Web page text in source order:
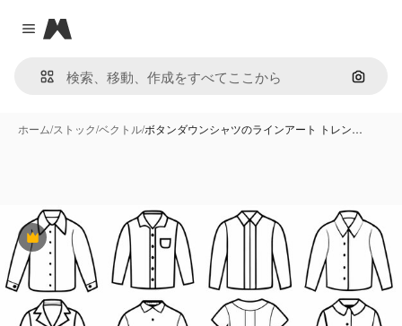
Close menu
Magnific
画像で
ホーム/ストック/ベクトル/ボタンダウンシャツのラインアート トレン…
Premium